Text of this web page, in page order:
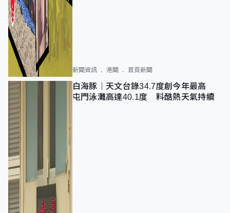
新聞資訊 港聞 首頁新聞
白海豚｜天文台錄34.7度創今年最高
屯門泳灘高達40.1度 料酷熱天氣持續